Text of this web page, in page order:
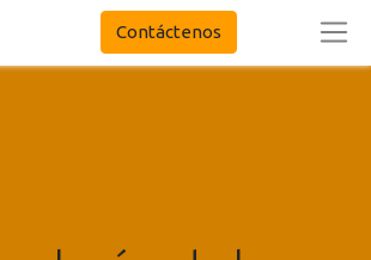
Contáctenos